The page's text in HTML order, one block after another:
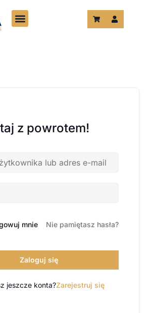
z powrotem!
mnie Nie pamiętasz hasła?
Zaloguj się
jeszcze konta?Zarejestruj się